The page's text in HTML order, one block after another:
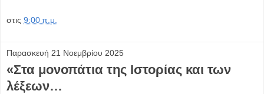
στις 9:00 π.μ.
Παρασκευή 21 Νοεμβρίου 2025
«Στα μονοπάτια της Ιστορίας και των
λέξεων…